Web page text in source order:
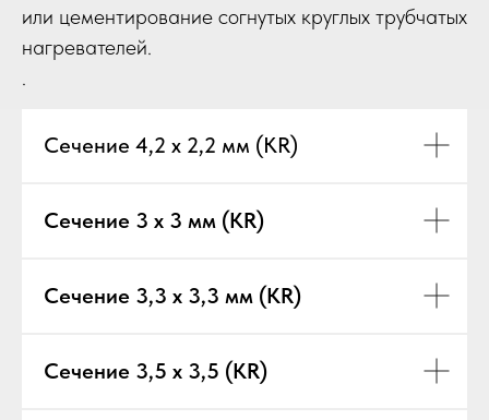
или цементирование согнутых круглых трубчатых
нагревателей.
.
Сечение 4,2 х 2,2 мм (KR)
Сечение 3 х 3 мм (KR)
Сечение 3,3 х 3,3 мм (KR)
Сечение 3,5 х 3,5 (KR)